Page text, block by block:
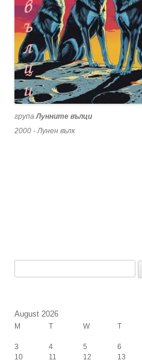
групаЛунните вълци
2000 - Лунен вълк
August 2026
M T W T
3
4 5 6
10
11 12 13